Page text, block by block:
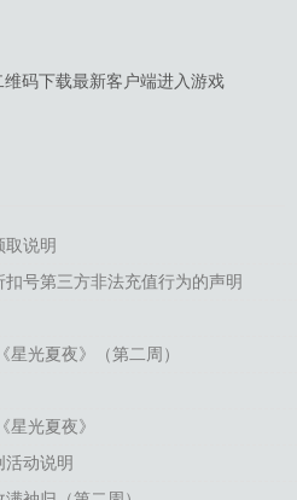
码下载最新客户端进入游戏
取说明
扣号第三方非法充值行为的声明
光夏夜》（第二周）
光夏夜》
活动说明